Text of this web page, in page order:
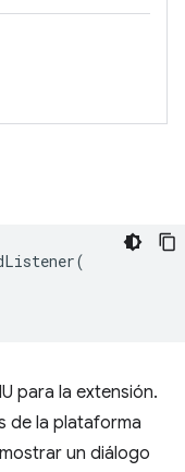
(
para la extensión.
de la plataforma
un diálogo